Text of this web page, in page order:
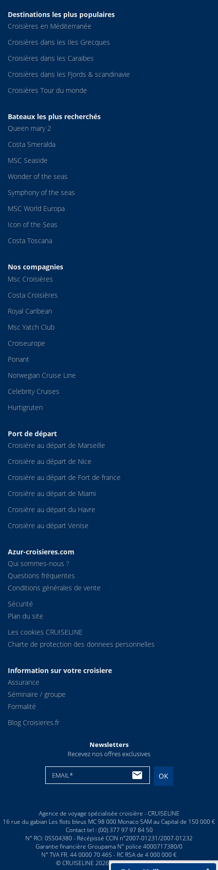
Destinations les plus populaires
Croisières en Méditerranée
Croisières dans les Iles Grecques
Croisières dans les Caraibes
Croisières dans les Fjords & scandinavie
Croisières Tour du monde
Bateaux les plus recherchés
Queen mary 2
Costa Smeralda
MSC Seaside
Wonder of the seas
Symphony of the seas
MSC World Europa
Icon of the Seas
Costa Toscana
Nos compagnies
Msc Croisières
Costa Croisières
Royal Caribean
Msc Yatch Club
Croiseurope
Ponant
Norwegian Cruise Line
Celebrity Cruises
Hurtigruten
Port de départ
Croisière au départ de Marseille
Croisière au départ de Nice
Croisière au départ de Fort de france
Croisière au départ de Miami
Croisière au départ du Havre
Croisière au départ Venise
Azur-croisieres.com
Qui sommes-nous ?
Questions fréquentes
Conditions générales de vente
Sécurité
Plan du site
Les cookies CRUISELINE
Charte de protection des donnees personnelles
Information sur votre croisiere
Assurance
Séminaire / groupe
Formalité
Blog Croisieres.fr
Newsletters
Recevez nos offres exclusives
EMAIL* OK
Agence de voyage spécialisée croisière - CRUISELINE
16 rue du gabian Les flots bleus MC 98 000 Monaco SAM au Capital de 150 000 €
Contact tel : (00) 377 97 97 84 50
N° RCI: 05S04380 - Récépissé CCIN n°2007-01231/2007-01232
Garantie financière Groupama N° police 4000717380/0
N° TVA FR. 44 0000 70 465 - RC RSA de 4 000 000 €
© CRUISELINE 2026 - all rights reserved